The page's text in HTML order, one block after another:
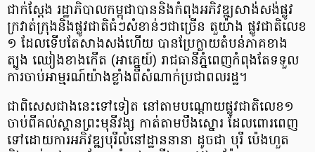
ជាក់​ស្តែង រដ្ឋាភិបាល​កម្ពុជា​បាន​និង​កំពុង​អភិវឌ្ឍ​សាង់សង់​ផ្លូវ​
ក្រវាត់​ក្រុង​និង​ផ្លូវ​ជាតិ​ធំៗ​សំខាន់ៗ​ជា​ច្រើន តួយ៉ាង ផ្លូវ​ជាតិ​លេខ​
១ ដែល​ទើប​តែ​សាង​សង់​ហើយ បាន​ប្រែ​ក្លាយ​តំបន់​ភាគ​ខាង​
ត្បូង​ ឈៀងខាងកើត (អាគ្នេយ៍) រាជ​ធានីភ្នំពេញ​កំពុង​តែ​ទទួល​
ការ​ចាប់​អាម្មរណ៍​យ៉ាង​ខ្លាំង​ពី​សំណាក់​ប្រជា​ពលរដ្ឋ។
ជា​ពិសេស​ជាង​នេះ​ទៅ​ទៀត នៅ​តាម​បណ្តោយ​ផ្លូវ​ជាតិ​លេខ​១
ចាប់​ពី​គល់​ស្ពាន​ព្រះមុនីវង្ស​ កាត់​តាម​បឹងស្នោរ ដែល​ពោរពេញ​
ទៅ​ដោយ​ការ​អភិវឌ្ឍ​បុរី​លំនៅ​ដ្ឋាន​នានា ដូចជា បុរី ប៉េង​ហួត